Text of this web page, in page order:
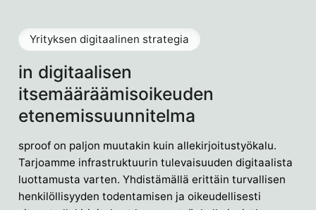
in digitaalisen
itsemääräämisoikeuden
etenemissuunnitelma
Yrityksen digitaalinen strategia
sproof on paljon muutakin kuin allekirjoitustyökalu.
Tarjoamme infrastruktuurin tulevaisuuden digitaalista
luottamusta varten. Yhdistämällä erittäin turvallisen
henkilöllisyyden todentamisen ja oikeudellisesti